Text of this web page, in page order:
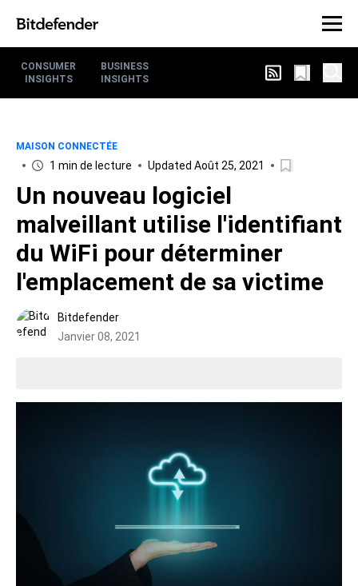
CONSUMER
INSIGHTS
BUSINESS
INSIGHTS
MAISON CONNECTÉE
1 min de lecture Updated Août 25, 2021
Un nouveau logiciel
malveillant utilise l'identifiant
du WiFi pour déterminer
l'emplacement de sa victime
Bitdefender
Janvier 08, 2021